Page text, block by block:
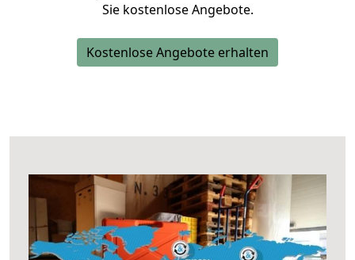
Sie kostenlose Angebote.
Kostenlose Angebote erhalten